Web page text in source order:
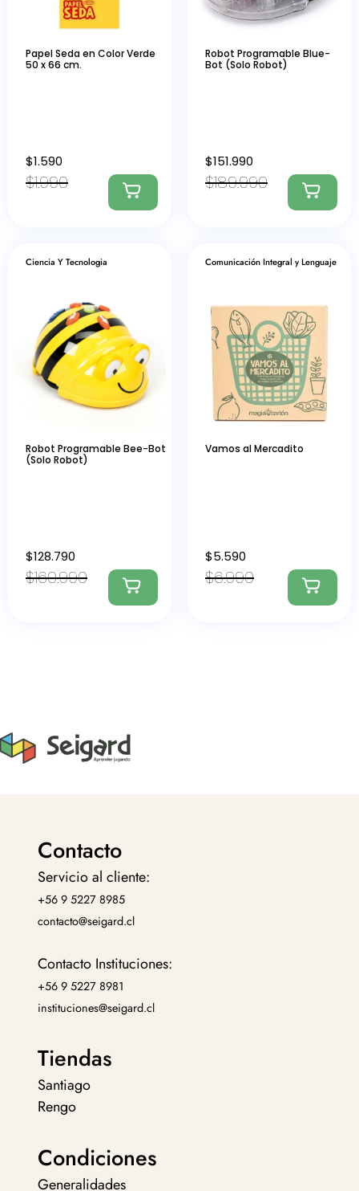
Papel Seda en Color Verde
50 x 66 cm.
$1.990
$1.590
Robot Programable Blue-
Bot (Solo Robot)
$189.990
$151.990
Ciencia Y Tecnologia
Robot Programable Bee-Bot
(Solo Robot)
$160.990
$128.790
Comunicación Integral y Lenguaje
Vamos al Mercadito
$6.990
$5.590
Contacto
Servicio al cliente:
+56 9 5227 8985
contacto@seigard.cl
Contacto Instituciones:
+56 9 5227 8981
instituciones@seigard.cl
Tiendas
Santiago
Rengo
Condiciones
Generalidades